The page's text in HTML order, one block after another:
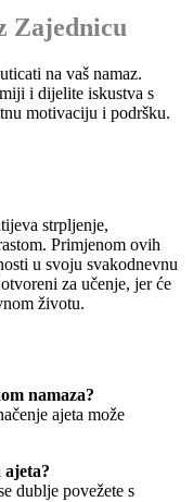
Zajednicu
na vaš namaz.
i dijelite iskustva s
motivaciju i podršku.
strpljenje,
Primjenom ovih
u svoju svakodnevnu
za učenje, jer će
životu.
namaza?
ajeta može
ajeta?
dublje povežete s